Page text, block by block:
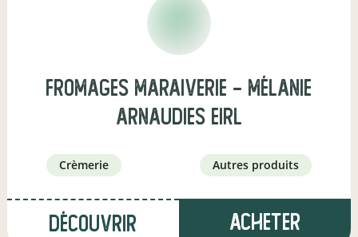
Fromages Maraiverie - Mélanie
arnaudies eirl
crèmerie autres produits
Découvrir Acheter